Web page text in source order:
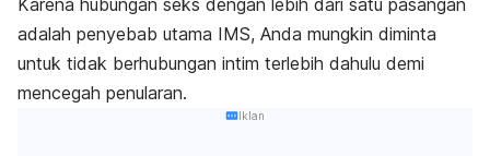
adalah penyebab utama IMS, Anda mungkin diminta
untuk tidak berhubungan intim terlebih dahulu demi
mencegah penularan.
Iklan